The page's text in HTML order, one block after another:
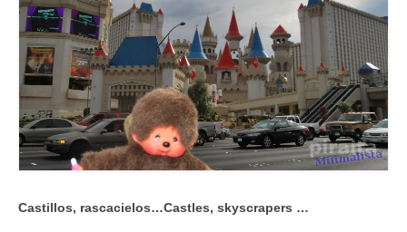
Castillos, rascacielos…Castles, skyscrapers …